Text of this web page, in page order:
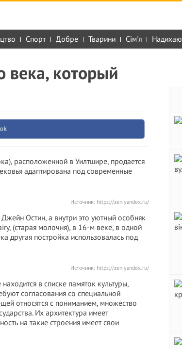
Спорт Добре Тварини Сім'я
века, который
расположенной в Уилтшире, продается
адаптирована под современные
Источник: https://zen.yandex.ru/
Остин, а внутри это уютный особняк
(старая молочня), в 16-м веке, в одной
другая постройка использовалась под
Источник: https://zen.yandex.ru/
в списке памяток культуры,
согласования со специальной
относятся с пониманием, множество
Их архитектура имеет
на такие строения имеет свои